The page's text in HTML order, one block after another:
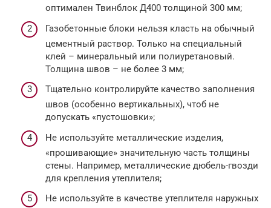
оптимален Твинблок Д400 толщиной 300 мм;
Газобетонные блоки нельзя класть на обычный
цементный раствор. Только на специальный
клей – минеральный или полиуретановый.
Толщина швов – не более 3 мм;
Тщательно контролируйте качество заполнения
швов (особенно вертикальных), чтоб не
допускать «пустошовки»;
Не используйте металлические изделия,
«прошивающие» значительную часть толщины
стены. Например, металлические дюбель-гвозди
для крепления утеплителя;
Не используйте в качестве утеплителя наружных